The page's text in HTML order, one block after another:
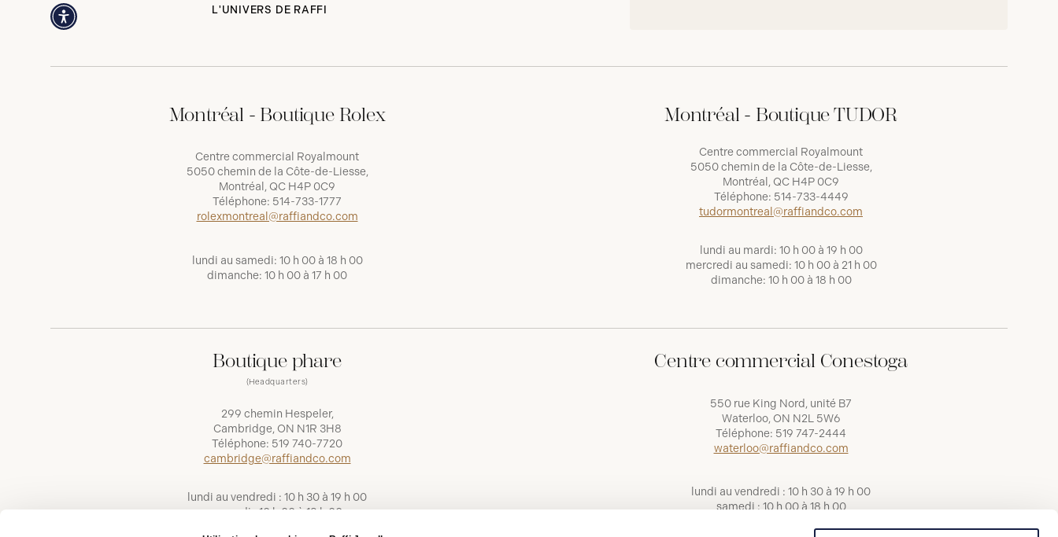
L'UNIVERS DE RAFFI
Montréal - Boutique Rolex
Centre commercial Royalmount
5050 chemin de la Côte-de-Liesse,
Montréal, QC H4P 0C9
Téléphone: 514-733-1777
rolexmontreal@raffiandco.com
lundi au samedi: 10 h 00 à 18 h 00
dimanche: 10 h 00 à 17 h 00
Montréal - Boutique TUDOR
Centre commercial Royalmount
5050 chemin de la Côte-de-Liesse,
Montréal, QC H4P 0C9
Téléphone: 514-733-4449
tudormontreal@raffiandco.com
lundi au mardi: 10 h 00 à 19 h 00
mercredi au samedi: 10 h 00 à 21 h 00
dimanche: 10 h 00 à 18 h 00
Boutique phare
(Headquarters)
299 chemin Hespeler,
Cambridge, ON N1R 3H8
Téléphone: 519 740-7720
cambridge@raffiandco.com
lundi au vendredi : 10 h 30 à 19 h 00
samedi : 10 h 00 à 18 h 00
Centre commercial Conestoga
550 rue King Nord, unité B7
Waterloo, ON N2L 5W6
Téléphone: 519 747-2444
waterloo@raffiandco.com
lundi au vendredi : 10 h 30 à 19 h 00
samedi : 10 h 00 à 18 h 00